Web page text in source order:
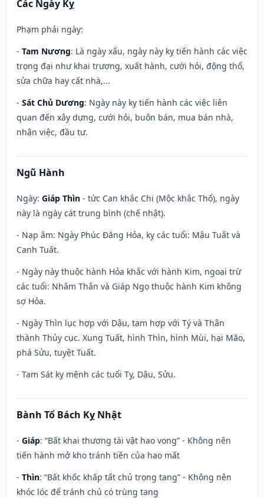
Các Ngày Kỵ
Phạm phải ngày:
- Tam Nương: Là ngày xấu, ngày này kỵ tiến hành các việc
trọng đại như khai trương, xuất hành, cưới hỏi, động thổ,
sửa chữa hay cất nhà,...
- Sát Chủ Dương: Ngày này kỵ tiến hành các việc liên
quan đến xây dựng, cưới hỏi, buôn bán, mua bán nhà,
nhận việc, đầu tư.
Ngũ Hành
Ngày: Giáp Thìn - tức Can khắc Chi (Mộc khắc Thổ), ngày
này là ngày cát trung bình (chế nhật).
- Nạp âm: Ngày Phúc Đăng Hỏa, kỵ các tuổi: Mậu Tuất và
Canh Tuất.
- Ngày này thuộc hành Hỏa khắc với hành Kim, ngoại trừ
các tuổi: Nhâm Thân và Giáp Ngọ thuộc hành Kim không
sợ Hỏa.
- Ngày Thìn lục hợp với Dậu, tam hợp với Tý và Thân
thành Thủy cục. Xung Tuất, hình Thìn, hình Mùi, hại Mão,
phá Sửu, tuyệt Tuất.
- Tam Sát kỵ mệnh các tuổi Tỵ, Dậu, Sửu.
Bành Tổ Bách Kỵ Nhật
- Giáp: “Bất khai thương tài vật hao vong” - Không nên
tiến hành mở kho tránh tiền của hao mất
- Thìn: “Bất khốc khấp tất chủ trọng tang” - Không nên
khóc lóc để tránh chủ có trùng tang